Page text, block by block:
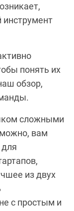
понять их
обзор,
сложными
вам
из двух
с простым и